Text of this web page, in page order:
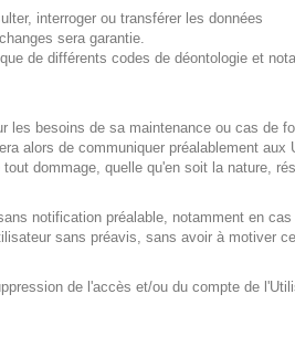
interroger ou transférer les données
sera garantie.
de différents codes de déontologie et
les besoins de sa maintenance ou cas de
alors de communiquer préalablement aux
dommage, quelle qu'en soit la nature,
notification préalable, notamment en
sans préavis, sans avoir à motiver
de l'accès et/ou du compte de